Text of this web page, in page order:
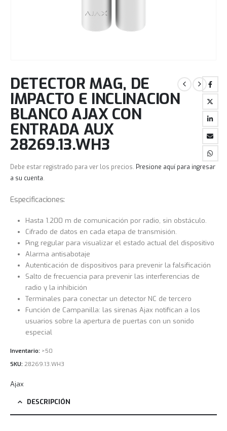
DETECTOR MAG, DE
IMPACTO E INCLINACION
BLANCO AJAX CON
ENTRADA AUX
28269.13.WH3
Debe estar registrado para ver los precios. Presione aquí para ingresar
a su cuenta.
Especificaciones:
Hasta 1.200 m de comunicación por radio, sin obstáculo.
Cifrado de datos en cada etapa de transmisión.
Ping regular para visualizar el estado actual del dispositivo
Alarma antisabotaje
Autenticación de dispositivos para prevenir la falsificación
Salto de frecuencia para prevenir las interferencias de
radio y la inhibición
Terminales para conectar un detector NC de tercero
Función de Campanilla: las sirenas Ajax notifican a los
usuarios sobre la apertura de puertas con un sonido
especial
Inventario: >50
SKU: 28269.13.WH3
Ajax
DESCRIPCIÓN